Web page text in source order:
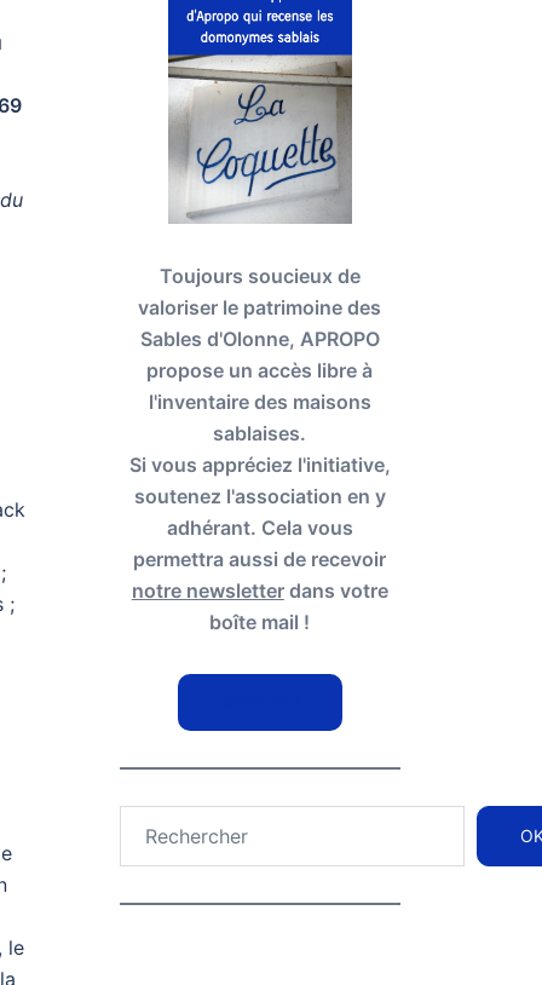
;
le
Toujours soucieux de
valoriser le patrimoine des
Sables d'Olonne, APROPO
propose un accès libre à
l'inventaire des maisons
sablaises.
Si vous appréciez l'initiative,
soutenez l'association en y
adhérant. Cela vous
permettra aussi de recevoir
notre newsletterdans votre
boîte mail !